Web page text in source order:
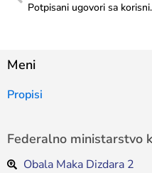
Potpisani ugovori sa
Meni
Propisi
Federalno ministarstvo
Obala Maka Dizdara 2